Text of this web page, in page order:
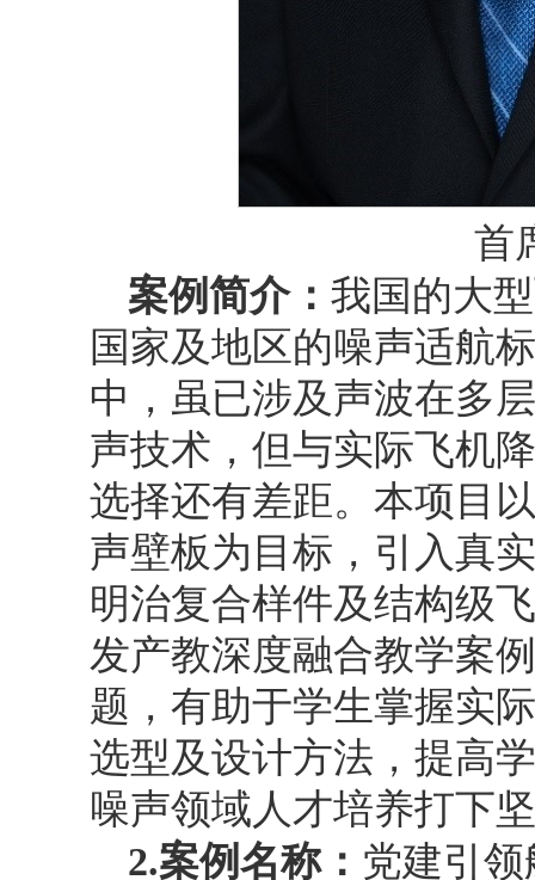
首
案例简介： 我国的大
国家及地区的噪声适航
中，虽已涉及声波在多
声技术，但与实际飞机
选择还有差距。本项目
声壁板为目标，引入真
明治复合样件及结构级
发产教深度融合教学案
题，有助于学生掌握实
选型及设计方法，提高
噪声领域人才培养打下
2.案例名称： 党建引